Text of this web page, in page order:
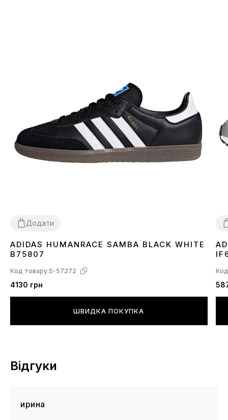
Додати
36 3738 39 404142434445
ADIDAS HUMANRACE SAMBA BLACK WHITE
B75807
Код товару:S-57272
4130 грн
ШВИДКА ПОКУПКА
Відгуки
ирина